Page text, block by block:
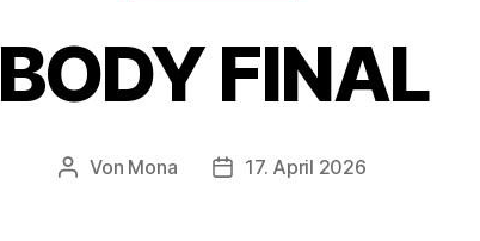
BODY FINAL
Von Mona 17. April 2026